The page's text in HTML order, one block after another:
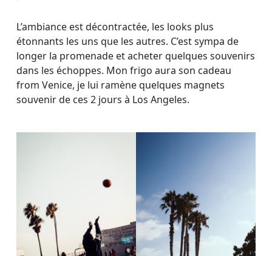
L’ambiance est décontractée, les looks plus
étonnants les uns que les autres. C’est sympa de
longer la promenade et acheter quelques souvenirs
dans les échoppes. Mon frigo aura son cadeau
from Venice, je lui ramène quelques magnets
souvenir de ces 2 jours à Los Angeles.